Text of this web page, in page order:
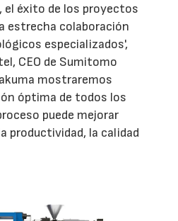
el éxito de los proyectos
estrecha colaboración
especializados',
CEO de Sumitomo
mostraremos
óptima de todos los
puede mejorar
productividad, la calidad